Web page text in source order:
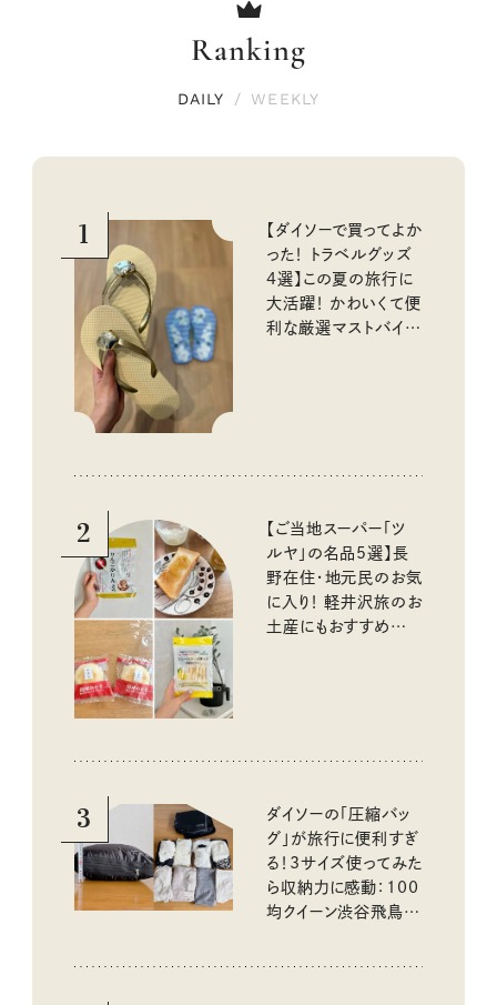
Ranking
DAILY / WEEKLY
1
【ダイソーで買ってよか
った！ トラベルグッズ
4選】この夏の旅行に
大活躍！ かわいくて便
利な厳選マストバイア
2
【ご当地スーパー「ツ
ルヤ」の名品5選】長
野在住・地元民のお気
に入り！ 軽井沢旅のお
土産にもおすすめのお
3
ダイソーの「圧縮バッ
グ」が旅行に便利すぎ
る！3サイズ使ってみた
ら収納力に感動：100
均クイーン渋谷飛鳥の